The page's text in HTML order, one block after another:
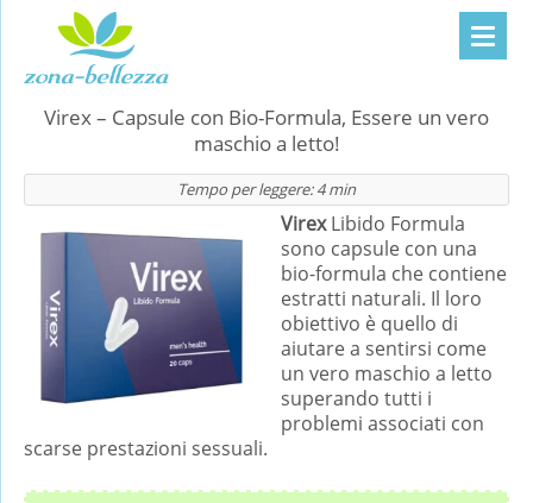
Virex – Capsule con Bio-Formula, Essere un vero
maschio a letto!
Tempo per leggere:4 min
VirexLibido Formula
sono capsule con una
bio-formula che contiene
estratti naturali. Il loro
obiettivo è quello di
aiutare a sentirsi come
un vero maschio a letto
superando tutti i
problemi associati con
scarse prestazioni sessuali.